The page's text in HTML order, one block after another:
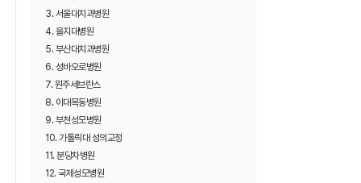
3. 서울대치과병원
4. 을지대병원
5. 부산대치과병원
6. 성바오로병원
7. 원주세브란스
8. 이대목동병원
9. 부천성모병원
10. 가톨릭대 성의교정
11. 분당차병원
12. 국제성모병원